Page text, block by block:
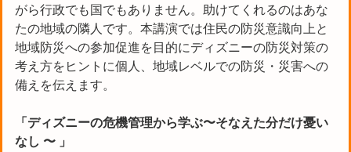
がら行政でも国でもありません。助けてくれるのはあな
たの地域の隣人です。本講演では住民の防災意識向上と
地域防災への参加促進を目的にディズニーの防災対策の
考え方をヒントに個人、地域レベルでの防災・災害への
備えを伝えます。
「ディズニーの危機管理から学ぶ〜そなえた分だけ憂い
なし 〜 」